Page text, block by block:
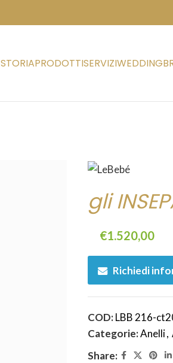
STORIAPRODOTTISERVIZIWEDDING
gli
€1.520,00
Richiedi
COD:LBB 216-
Categorie:Anelli,
Share: